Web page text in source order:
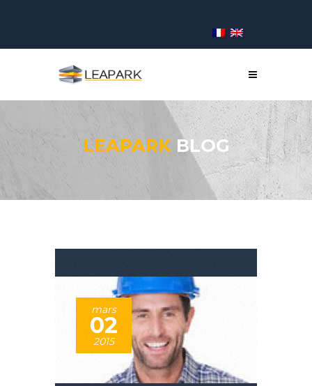
LEAPARKBLOG
mars
02
2015